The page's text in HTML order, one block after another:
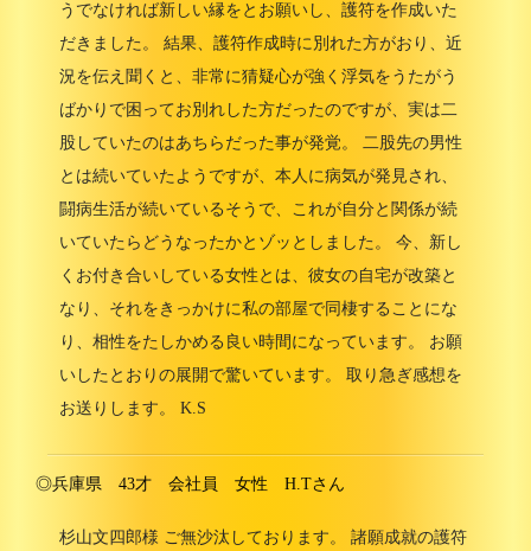
うでなければ新しい縁をとお願いし、護符を作成いた
だきました。 結果、護符作成時に別れた方がおり、近
況を伝え聞くと、非常に猜疑心が強く浮気をうたがう
ばかりで困ってお別れした方だったのですが、実は二
股していたのはあちらだった事が発覚。 二股先の男性
とは続いていたようですが、本人に病気が発見され、
闘病生活が続いているそうで、これが自分と関係が続
いていたらどうなったかとゾッとしました。 今、新し
くお付き合いしている女性とは、彼女の自宅が改築と
なり、それをきっかけに私の部屋で同棲することにな
り、相性をたしかめる良い時間になっています。 お願
いしたとおりの展開で驚いています。 取り急ぎ感想を
お送りします。 K.S
◎兵庫県 43才 会社員 女性 H.Tさん
杉山文四郎様 ご無沙汰しております。 諸願成就の護符